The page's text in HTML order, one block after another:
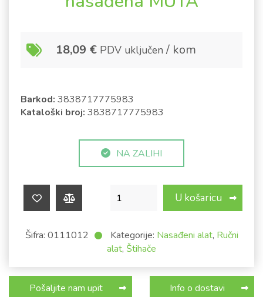
18,09 € PDV uključen / kom
Barkod: 3838717775983
Kataloški broj: 3838717775983
NA ZALIHI
Štihača prešana ravna nasađena
U košaricu
Šifra: 0111012 Kategorije: Nasađeni alat, Ručni
alat, Štihače
Pošaljite nam upit Info o dostavi